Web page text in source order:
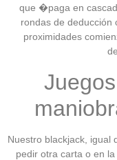
que �paga en
rondas de deducción
proximidades
Nuestro blackjack,
pedir otra carta o en